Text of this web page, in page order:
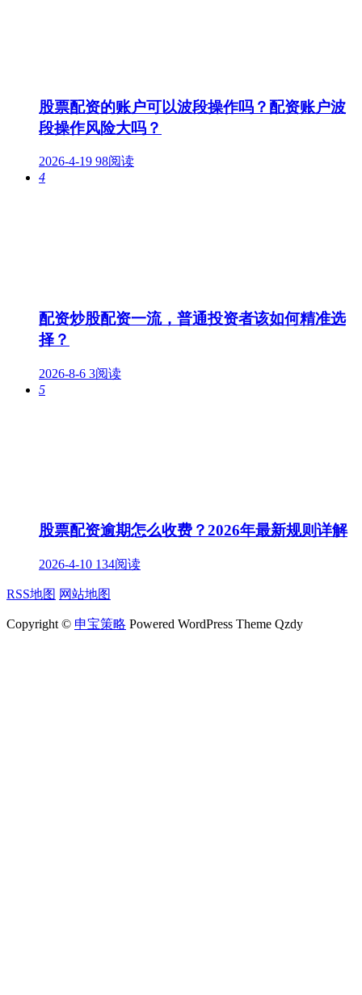
股票配资的账户可以波段操作吗？配资账户波
段操作风险大吗？
2026-4-19 98阅读
4
配资炒股配资一流，普通投资者该如何精准选
择？
2026-8-6 3阅读
5
股票配资逾期怎么收费？2026年最新规则详解
2026-4-10 134阅读
RSS地图 网站地图
Copyright © 申宝策略 Powered WordPress Theme Qzdy